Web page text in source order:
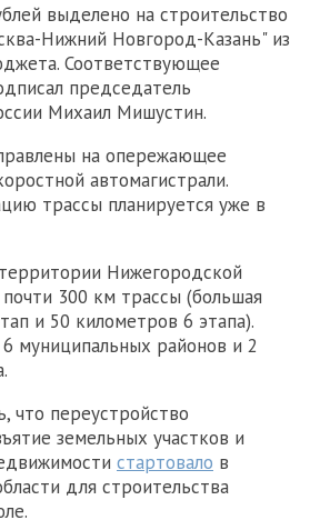
выделено на строительство
Нижний Новгород-Казань" из
Соответствующее
председатель
Михаил Мишустин.
на опережающее
автомагистрали.
трассы планируется уже в
Нижегородской
почти 300 км трассы (большая
и 50 километров 6 этапа).
муниципальных районов и 2
что переустройство
земельных участков и
стартовало в
для строительства